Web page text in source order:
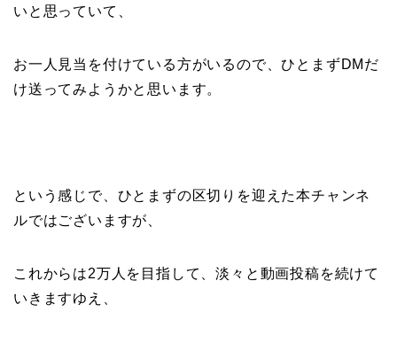
いと思っていて、
お一人見当を付けている方がいるので、ひとまずDMだ
け送ってみようかと思います。
という感じで、ひとまずの区切りを迎えた本チャンネ
ルではございますが、
これからは2万人を目指して、淡々と動画投稿を続けて
いきますゆえ、